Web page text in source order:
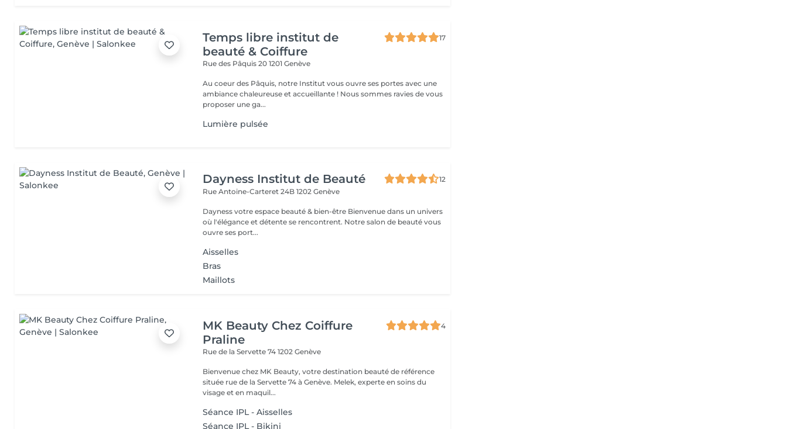
Temps libre institut de
beauté & Coiffure
17
Rue des Pâquis 201201 Genève
Au coeur des Pâquis, notre Institut vous ouvre ses portes avec une
ambiance chaleureuse et accueillante ! Nous sommes ravies de vous
proposer une ga...
Lumière pulsée
Dayness Institut de Beauté
12
Rue Antoine-Carteret 24B1202 Genève
Dayness votre espace beauté & bien-être Bienvenue dans un univers
où l'élégance et détente se rencontrent. Notre salon de beauté vous
ouvre ses port...
Aisselles
Bras
Maillots
MK Beauty Chez Coiffure
Praline
4
Rue de la Servette 741202 Genève
Bienvenue chez MK Beauty, votre destination beauté de référence
située rue de la Servette 74 à Genève. Melek, experte en soins du
visage et en maquil...
Séance IPL - Aisselles
Séance IPL - Bikini